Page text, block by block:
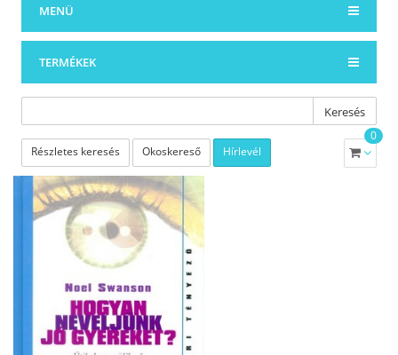
MENÜ
TERMÉKEK
Keresés
Részletes keresés Okoskereső Hírlevél
0